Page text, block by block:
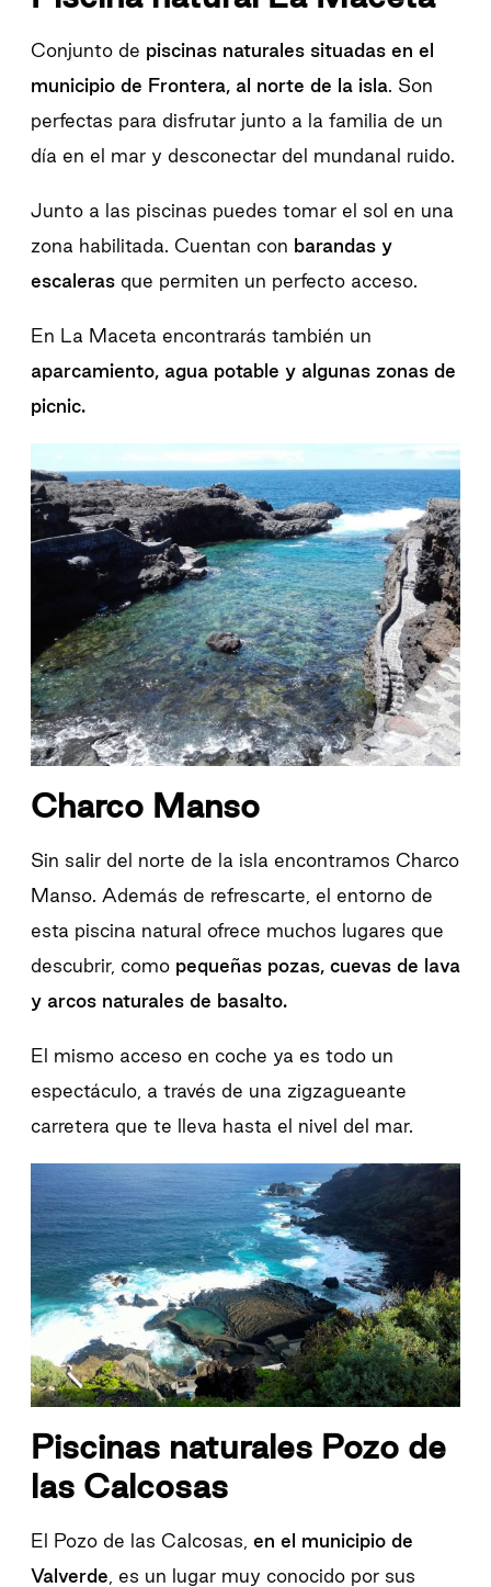
Conjunto de piscinas naturales situadas en el
municipio de Frontera, al norte de la isla. Son
perfectas para disfrutar junto a la familia de un
día en el mar y desconectar del mundanal ruido.
Junto a las piscinas puedes tomar el sol en una
zona habilitada. Cuentan con barandas y
escalerasque permiten un perfecto acceso.
En La Maceta encontrarás también un
aparcamiento, agua potable y algunas zonas de
picnic.
Charco Manso
Sin salir del norte de la isla encontramos Charco
Manso. Además de refrescarte, el entorno de
esta piscina natural ofrece muchos lugares que
descubrir, como pequeñas pozas, cuevas de lava
y arcos naturales de basalto.
El mismo acceso en coche ya es todo un
espectáculo, a través de una zigzagueante
carretera que te lleva hasta el nivel del mar.
Piscinas naturales Pozo de
las Calcosas
El Pozo de las Calcosas, en el municipio de
Valverde , es un lugar muy conocido por sus